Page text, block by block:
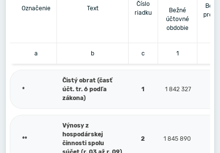
Označenie Text
Číslo
riadku
Bežné
účtovné
obdobie
a b c 1
*
Čistý obrat (časť
účt. tr. 6 podľa
zákona)
1 1 842 327
**
Výnosy z
hospodárskej
činnosti spolu
2 1 845 890